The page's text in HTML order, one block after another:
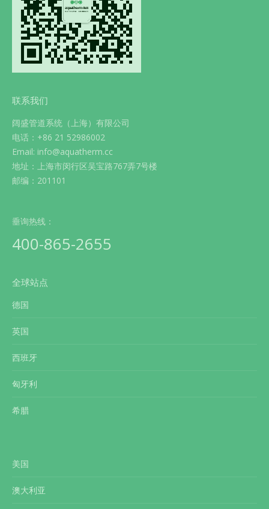
联系我们
阔盛管道系统（上海）有限公司
电话：+86 21 52986002
Email: info@aquatherm.cc
地址：上海市闵行区吴宝路767弄7号楼
邮编：201101
垂询热线：
400-865-2655
全球站点
德国
英国
西班牙
匈牙利
希腊
美国
澳大利亚